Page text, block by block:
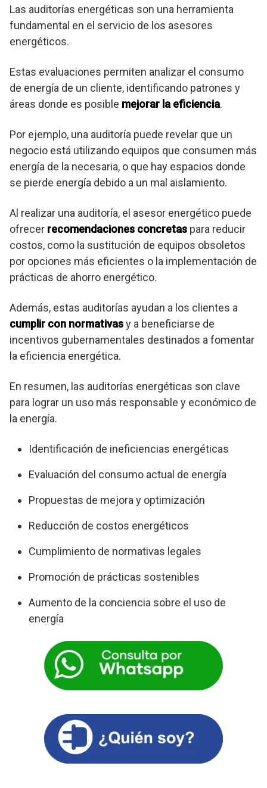
Las auditorías energéticas son una herramienta
fundamental en el servicio de los asesores
energéticos.
Estas evaluaciones permiten analizar el consumo
de energía de un cliente, identificando patrones y
áreas donde es posible mejorar la eficiencia.
Por ejemplo, una auditoría puede revelar que un
negocio está utilizando equipos que consumen más
energía de la necesaria, o que hay espacios donde
se pierde energía debido a un mal aislamiento.
Al realizar una auditoría, el asesor energético puede
ofrecer recomendaciones concretas para reducir
costos, como la sustitución de equipos obsoletos
por opciones más eficientes o la implementación de
prácticas de ahorro energético.
Además, estas auditorías ayudan a los clientes a
cumplir con normativasy a beneficiarse de
incentivos gubernamentales destinados a fomentar
la eficiencia energética.
En resumen, las auditorías energéticas son clave
para lograr un uso más responsable y económico de
la energía.
Identificación de ineficiencias energéticas
Evaluación del consumo actual de energía
Propuestas de mejora y optimización
Reducción de costos energéticos
Cumplimiento de normativas legales
Promoción de prácticas sostenibles
Aumento de la conciencia sobre el uso de
energía